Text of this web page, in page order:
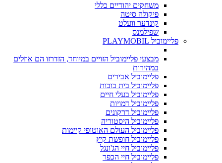
משחקים יהודיים כללי
פיקולה סיטה
קינדער וועלט
שפילמנס
פליימוביל PLAYMOBIL
מבצעי פליימוביל הזויים במיוחד, הזדרזו הם אוזלים
במהירות
פליימוביל אבירים
פליימוביל בית בובות
פליימוביל בעלי חיים
פליימוביל דמויות
פליימוביל דרקונים
פליימוביל היסטוריה
פליימוביל העולם האוטופי קיימות
פליימוביל חופשת קיץ
פליימוביל חיי הג'ונגל
פליימוביל חיי הכפר